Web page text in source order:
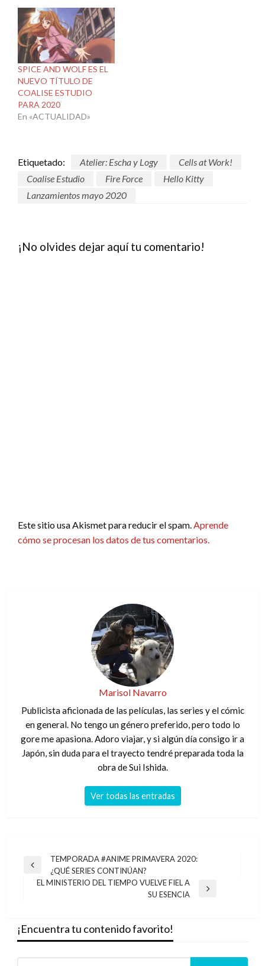
SPICE AND WOLF ES EL
NUEVO TÍTULO DE
COALISE ESTUDIO
PARA 2020
En «ACTUALIDAD»
Etiquetado: Atelier: Escha y Logy
Cells at Work!
Coalise Estudio
Fire Force
Hello Kitty
Lanzamientos mayo 2020
¡No olvides dejar aquí tu comentario!
Este sitio usa Akismet para reducir el spam.Aprende
cómo se procesan los datos de tus comentarios.
Marisol Navarro
Publicista aficionada de las películas, las series y el cómic
en general. No tengo un género preferido, pero todo lo
gore me apasiona. Adoro viajar, y si algún día consigo ir a
Japón, sin duda para el trayecto tendré preparada toda la
obra de Sui Ishida.
Ver todas las entradas
Navegación
Entrada
anterior
TEMPORADA #ANIME PRIMAVERA 2020:
¿QUÉ SERIES CONTINÚAN?
EL MINISTERIO DEL TIEMPO VUELVE FIEL A
SU ESENCIA
¡Encuentra tu contenido favorito!